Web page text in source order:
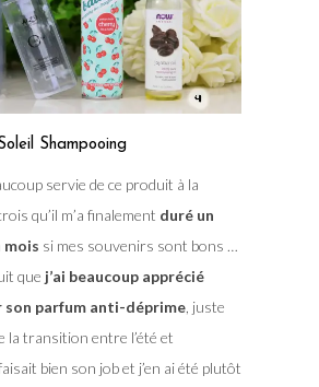
Shampooing
servie de ce produit à la
qu’il m’a finalement duré un
mois si mes souvenirs sont bons …
que j’ai beaucoup apprécié
parfum anti-déprime, juste
la transition entre l’été et
bien son job et j’en ai été plutôt